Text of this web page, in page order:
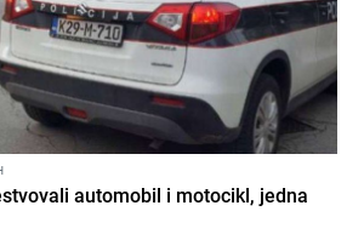
automobil i motocikl, jedna